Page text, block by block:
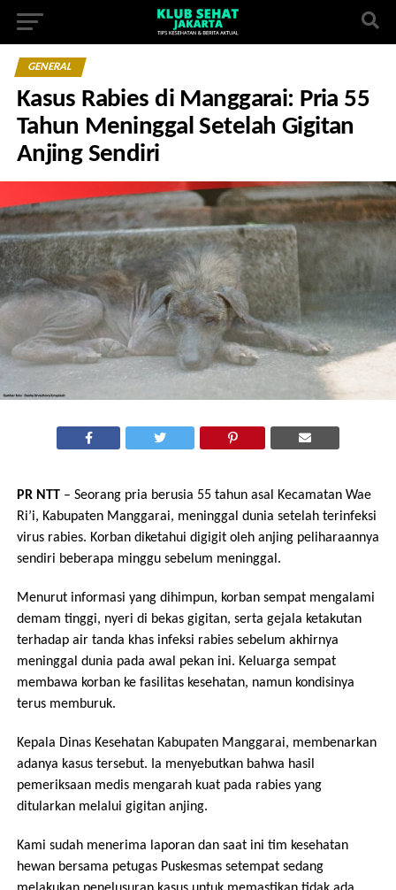
GENERAL
Kasus Rabies di Manggarai: Pria 55
Tahun Meninggal Setelah Gigitan
Anjing Sendiri
PR NTT– Seorang pria berusia 55 tahun asal Kecamatan Wae
Ri’i, Kabupaten Manggarai, meninggal dunia setelah terinfeksi
virus rabies. Korban diketahui digigit oleh anjing peliharaannya
sendiri beberapa minggu sebelum meninggal.
Menurut informasi yang dihimpun, korban sempat mengalami
demam tinggi, nyeri di bekas gigitan, serta gejala ketakutan
terhadap air tanda khas infeksi rabies sebelum akhirnya
meninggal dunia pada awal pekan ini. Keluarga sempat
membawa korban ke fasilitas kesehatan, namun kondisinya
terus memburuk.
Kepala Dinas Kesehatan Kabupaten Manggarai, membenarkan
adanya kasus tersebut. Ia menyebutkan bahwa hasil
pemeriksaan medis mengarah kuat pada rabies yang
ditularkan melalui gigitan anjing.
Kami sudah menerima laporan dan saat ini tim kesehatan
hewan bersama petugas Puskesmas setempat sedang